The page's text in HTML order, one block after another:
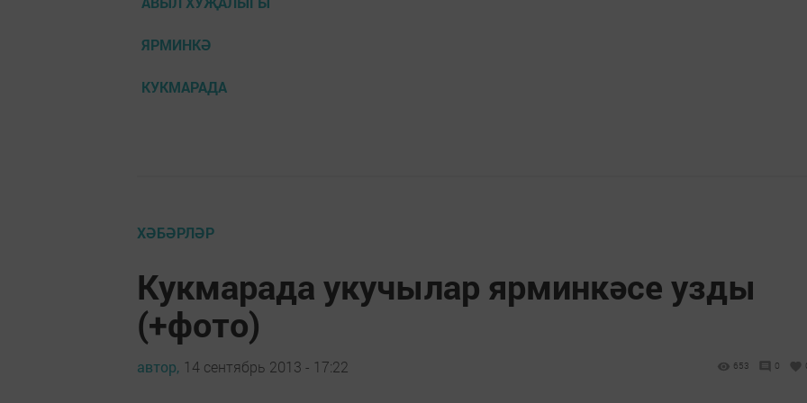
ЯРМИНКӘ
КУКМАРАДА
ХӘБӘРЛӘР
Кукмарада укучылар ярминкәсе узды
(+фото)
автор, 14 сентябрь 2013 - 17:22 653 0